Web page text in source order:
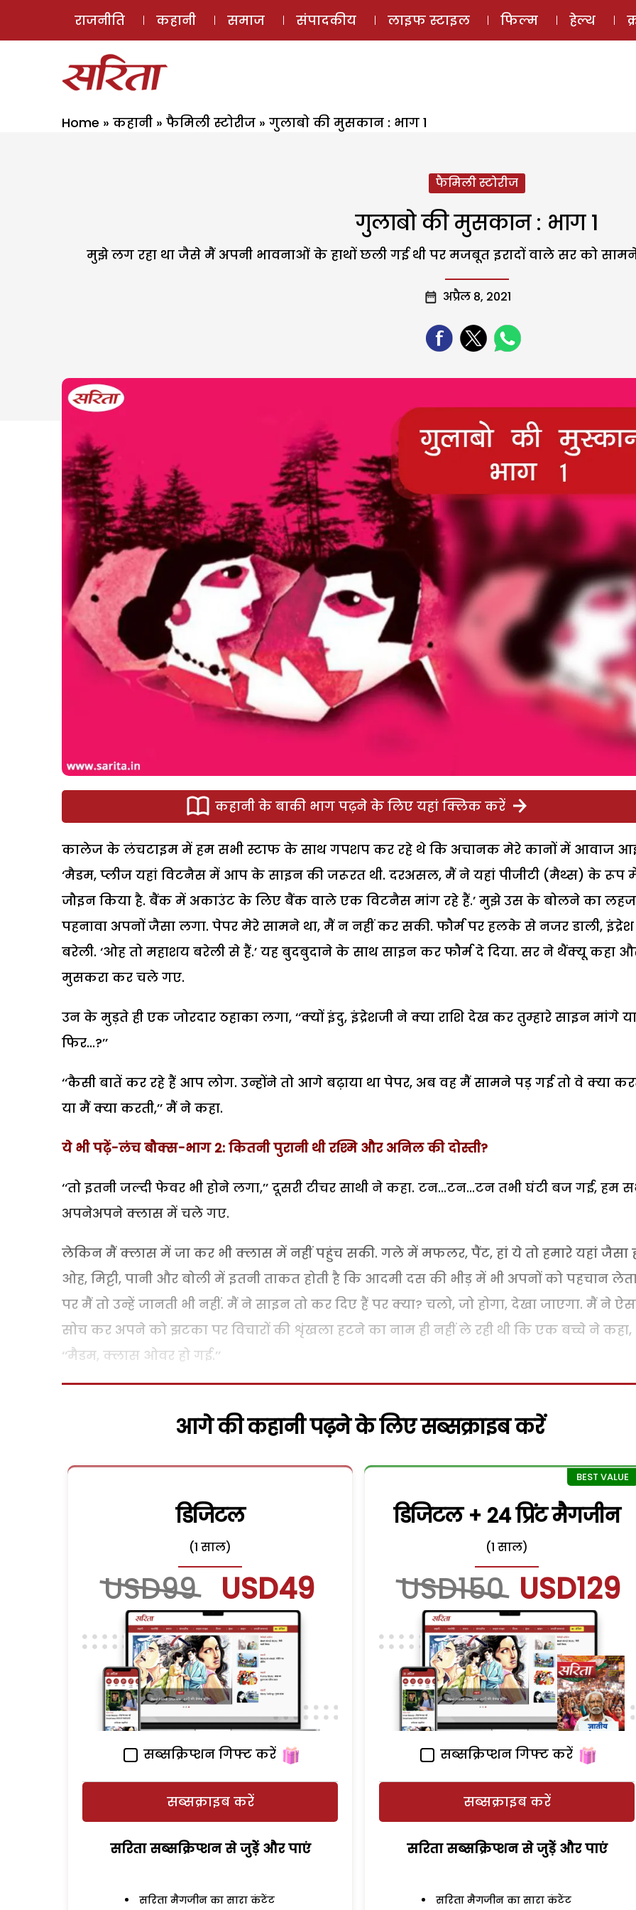
ई-मैगज़ीन
राजनीति कहानी समाज संपादकीय लाइफ स्टाइल फिल्म हेल्थ
Home » कहानी » फैमिली स्टोरीज » गुलाबो की मुसकान : भाग 1
फैमिली स्टोरीज
गुलाबो की मुसकान : भाग 1
मुझे लग रहा था जैसे मैं अपनी भावनाओं के हाथों छली गई थी पर मजबूत इरादों वाले सर को
अप्रैल 8, 2021
कहानी के बाकी भाग पढ़ने के लिए यहां क्लिक करें
कालेज के लंचटाइम में हम सभी स्टाफ के साथ गपशप कर रहे थे कि अचानक मेरे कानों में आवाज
‘मैडम, प्लीज यहां विटनैस में आप के साइन की जरूरत थी. दरअसल, मैं ने यहां पीजीटी (मैथ्स) के रूप
जौइन किया है. बैंक में अकाउंट के लिए बैंक वाले एक विटनैस मांग रहे हैं.’ मुझे उस के बोलने का
पहनावा अपनों जैसा लगा. पेपर मेरे सामने था, मैं न नहीं कर सकी. फौर्म पर हलके से नजर डाली, इंद्रेश
बरेली. ‘ओह तो महाशय बरेली से हैं.’ यह बुदबुदाने के साथ साइन कर फौर्म दे दिया. सर ने थैंक्यू कहा
मुसकरा कर चले गए.
उन के मुड़ते ही एक जोरदार ठहाका लगा, ‘‘क्यों इंदु, इंद्रेशजी ने क्या राशि देख कर तुम्हारे साइन मांगे या
फिर...?’’
‘‘कैसी बातें कर रहे हैं आप लोग. उन्होंने तो आगे बढ़ाया था पेपर, अब वह मैं सामने पड़ गई तो वे क्या
या मैं क्या करती,’’ मैं ने कहा.
ये भी पढ़ें-लंच बौक्स-भाग 2: कितनी पुरानी थी रश्मि और अनिल की दोस्ती?
‘‘तो इतनी जल्दी फेवर भी होने लगा,’’ दूसरी टीचर साथी ने कहा. टन...टन...टन तभी घंटी बज गई, हम
अपनेअपने क्लास में चले गए.
लेकिन मैं क्लास में जा कर भी क्लास में नहीं पहुंच सकी. गले में मफलर, पैंट, हां ये तो हमारे यहां जैसा
ओह, मिट्टी, पानी और बोली में इतनी ताकत होती है कि आदमी दस की भीड़ में भी अपनों को पहचान
पर मैं तो उन्हें जानती भी नहीं. मैं ने साइन तो कर दिए हैं पर क्या? चलो, जो होगा, देखा जाएगा. मैं ने
सोच कर अपने को झटका पर विचारों की शृंखला हटने का नाम ही नहीं ले रही थी कि एक बच्चे ने कहा,
‘‘मैडम, क्लास ओवर हो गई.’’
आगे की कहानी पढ़ने के लिए सब्सक्राइब करें
डिजिटल
(1 साल)
USD99 USD49
सब्सक्रिप्शन गिफ्ट करें
सब्सक्राइब करें
सरिता सब्सक्रिप्शन से जुड़ेें और पाएं
सरिता मैगजीन का सारा कंटेंट
डिजिटल + 24 प्रिंट मैगजीन
(1 साल)
USD150 USD129
सब्सक्रिप्शन गिफ्ट करें
सब्सक्राइब करें
सरिता सब्सक्रिप्शन से जुड़ेें और पाएं
सरिता मैगजीन का सारा कंटेंट